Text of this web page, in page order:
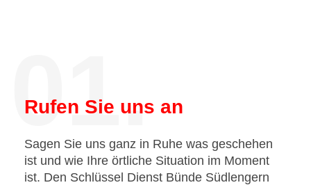
01.
Rufen Sie uns an
Sagen Sie uns ganz in Ruhe was geschehen
ist und wie Ihre örtliche Situation im Moment
ist. Den Schlüssel Dienst Bünde Südlengern